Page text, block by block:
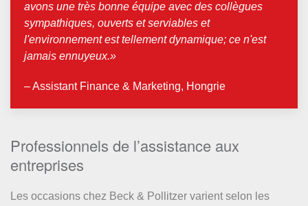
avons une très bonne équipe avec des collègues
sympathiques, ouverts et serviables et
l'environnement est tellement dynamique; ce n'est
jamais ennuyeux.»
– Assistant Finance & Marketing, Hongrie
Professionnels de l’assistance aux
entreprises
Les occasions chez Beck & Pollitzer varient selon les